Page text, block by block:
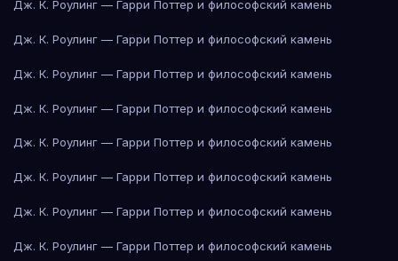
Дж. К. Роулинг — Гарри Поттер и философский камень
Дж. К. Роулинг — Гарри Поттер и философский камень
Дж. К. Роулинг — Гарри Поттер и философский камень
Дж. К. Роулинг — Гарри Поттер и философский камень
Дж. К. Роулинг — Гарри Поттер и философский камень
Дж. К. Роулинг — Гарри Поттер и философский камень
Дж. К. Роулинг — Гарри Поттер и философский камень
Дж. К. Роулинг — Гарри Поттер и философский камень